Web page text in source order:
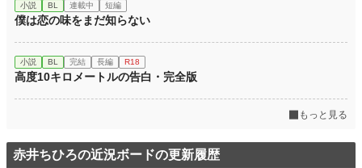
小説 BL 連載中 短編
僕は恋の味をまだ知らない
小説 BL 完結 長編 R18
高度10キロメートルの告白・完全版
もっと見る
赤井ちひろの近況ボードの更新履歴